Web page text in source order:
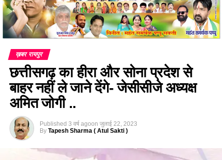
ख़बर रायपुर
छत्तीसगढ़ का हीरा और सोना प्रदेश से
बाहर नहीं ले जाने देंगे- जेसीसीजे अध्यक्ष
अमित जोगी ..
Published 3 वर्ष agoon जुलाई 22, 2023
By Tapesh Sharma ( Atul Sakti )